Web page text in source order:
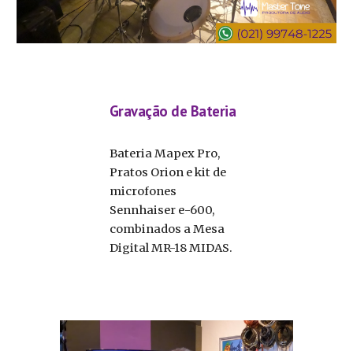
Gravação de Bateria
Bateria Mapex Pro,
Pratos Orion e kit de
microfones
Sennhaiser e-600,
combinados a Mesa
Digital MR-18 MIDAS.